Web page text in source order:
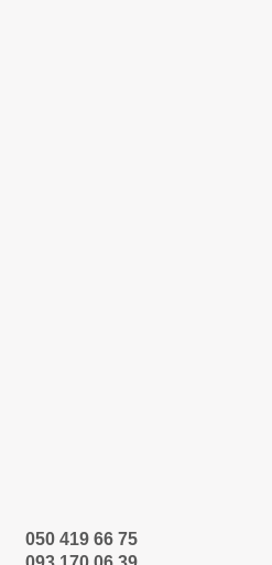
050 419 66 75